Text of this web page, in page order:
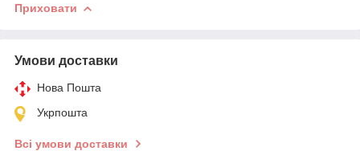
Приховати
Умови доставки
Нова Пошта
Укрпошта
Всі умови доставки